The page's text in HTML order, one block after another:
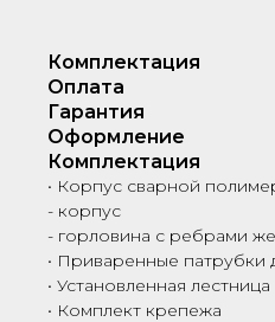
Комплектация
Оплата
Гарантия
Оформление
Комплектация
• Корпус сварной
- корпус
- горловина с ребрами
• Приваренные
• Установленная лестница
• Комплект крепежа